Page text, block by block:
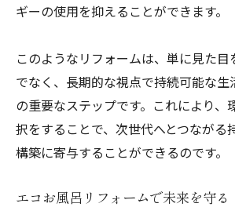
ギーの使用を抑えることができます。
このようなリフォームは、単に見た
でなく、長期的な視点で持続可能な生
の重要なステップです。これにより、
択をすることで、次世代へとつながる
構築に寄与することができるのです。
エコお風呂リフォームで未来を守る